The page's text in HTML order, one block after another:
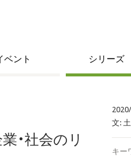
ベント シリーズ
・社会のリ
文:
キー